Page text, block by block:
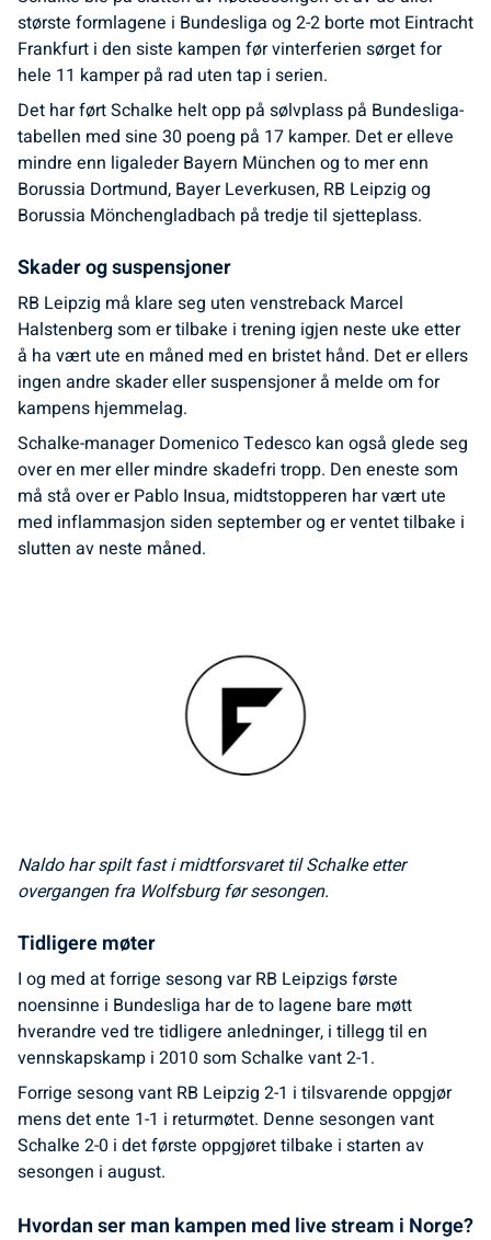
største formlagene i Bundesliga og 2-2 borte mot Eintracht
Frankfurt i den siste kampen før vinterferien sørget for
hele 11 kamper på rad uten tap i serien.
Det har ført Schalke helt opp på sølvplass på Bundesliga-
tabellen med sine 30 poeng på 17 kamper. Det er elleve
mindre enn ligaleder Bayern München og to mer enn
Borussia Dortmund, Bayer Leverkusen, RB Leipzig og
Borussia Mönchengladbach på tredje til sjetteplass.
Skader og suspensjoner
RB Leipzig må klare seg uten venstreback Marcel
Halstenberg som er tilbake i trening igjen neste uke etter
å ha vært ute en måned med en bristet hånd. Det er ellers
ingen andre skader eller suspensjoner å melde om for
kampens hjemmelag.
Schalke-manager Domenico Tedesco kan også glede seg
over en mer eller mindre skadefri tropp. Den eneste som
må stå over er Pablo Insua, midtstopperen har vært ute
med inflammasjon siden september og er ventet tilbake i
slutten av neste måned.
Naldo har spilt fast i midtforsvaret til Schalke etter
overgangen fra Wolfsburg før sesongen.
Tidligere møter
I og med at forrige sesong var RB Leipzigs første
noensinne i Bundesliga har de to lagene bare møtt
hverandre ved tre tidligere anledninger, i tillegg til en
vennskapskamp i 2010 som Schalke vant 2-1.
Forrige sesong vant RB Leipzig 2-1 i tilsvarende oppgjør
mens det ente 1-1 i returmøtet. Denne sesongen vant
Schalke 2-0 i det første oppgjøret tilbake i starten av
sesongen i august.
Hvordan ser man kampen med live stream i Norge?